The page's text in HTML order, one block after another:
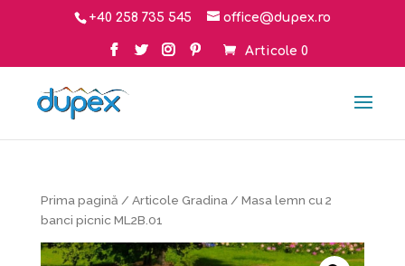
+40 258 735 545 office@dupex.ro
Articole 0
Prima pagină / Articole Gradina / Masa lemn cu 2
banci picnic ML2B.01